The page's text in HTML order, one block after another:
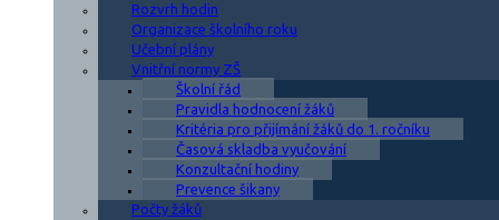
Rozvrh hodin
Organizace školního roku
Učební plány
Vnitřní normy ZŠ
Školní řád
Pravidla hodnocení žáků
Kritéria pro přijímání žáků do 1. ročníku
Časová skladba vyučování
Konzultační hodiny
Prevence šikany
Počty žáků